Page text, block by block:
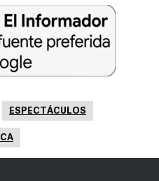
ESPECTÁCULOS